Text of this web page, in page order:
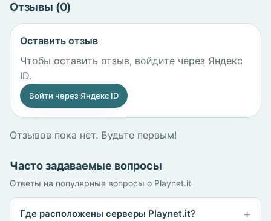
Отзывы (0)
Оставить отзыв
Чтобы оставить отзыв, войдите через Яндекс
ID.
Войти через Яндекс ID
Отзывов пока нет. Будьте первым!
Часто задаваемые вопросы
Ответы на популярные вопросы о Playnet.it
Где расположены серверы Playnet.it?